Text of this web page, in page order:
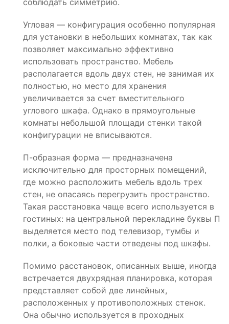
соблюдать симметрию.
Угловая — конфигурация особенно популярная
для установки в небольших комнатах, так как
позволяет максимально эффективно
использовать пространство. Мебель
располагается вдоль двух стен, не занимая их
полностью, но место для хранения
увеличивается за счет вместительного
углового шкафа. Однако в прямоугольные
комнаты небольшой площади стенки такой
конфигурации не вписываются.
П-образная форма — предназначена
исключительно для просторных помещений,
где можно расположить мебель вдоль трех
стен, не опасаясь перегрузить пространство.
Такая расстановка чаще всего используется в
гостиных: на центральной перекладине буквы П
выделяется место под телевизор, тумбы и
полки, а боковые части отведены под шкафы.
Помимо расстановок, описанных выше, иногда
встречается двухрядная планировка, которая
представляет собой две линейных,
расположенных у противоположных стенок.
Она обычно используется в проходных